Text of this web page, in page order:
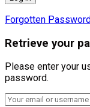
Forgotten
Retrieve your
Please enter your
password.